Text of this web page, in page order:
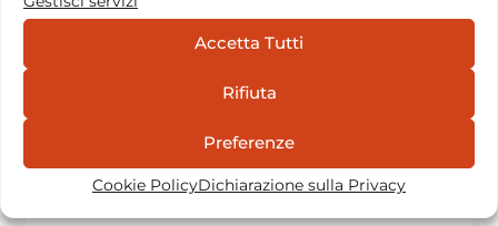
Accetta Tutti
Rifiuta
Preferenze
Cookie PolicyDichiarazione sulla Privacy
possibile la trasmissione. Se è vero che questa
Tradizione rappresenta una pietra fondamentale del
istanze poetiche e politiche contengono questioni e
l’ultimo baluardo di difesa contro un consumismo
abbiamo il dovere di responsabilizzarci rispetto alla